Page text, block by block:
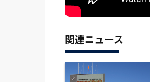
関連ニュース